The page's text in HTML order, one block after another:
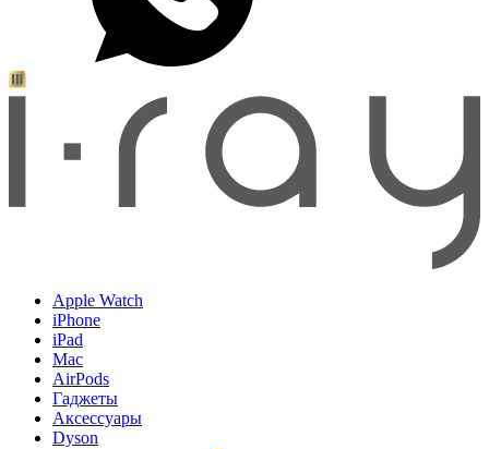
Apple Watch
iPhone
iPad
Mac
AirPods
Гаджеты
Аксессуары
Dyson